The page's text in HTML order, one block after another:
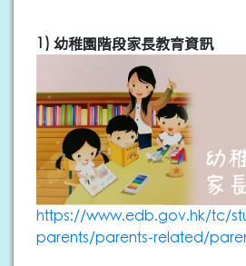
1) 幼稚園階段家長教育資訊
https://www.edb.gov.hk/tc/
parents/parents-related/